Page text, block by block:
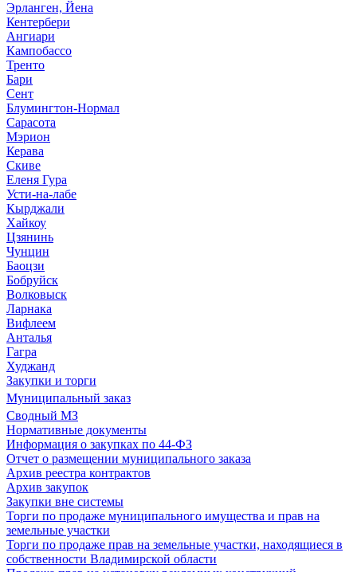
Эрланген, Йена
Кентербери
Ангиари
Кампобассо
Тренто
Бари
Сент
Блумингтон-Нормал
Сарасота
Мэрион
Керава
Скиве
Еленя Гура
Усти-на-лабе
Кырджали
Хайкоу
Цзянинь
Чунцин
Баоцзи
Бобруйск
Волковыск
Ларнака
Вифлеем
Анталья
Гагра
Худжанд
Закупки и торги
Муниципальный заказ
Сводный МЗ
Нормативные документы
Информация о закупках по 44-ФЗ
Отчет о размещении муниципального заказа
Архив реестра контрактов
Архив закупок
Закупки вне системы
Торги по продаже муниципального имущества и прав на
земельные участки
Торги по продаже прав на земельные участки, находящиеся в
собственности Владимирской области